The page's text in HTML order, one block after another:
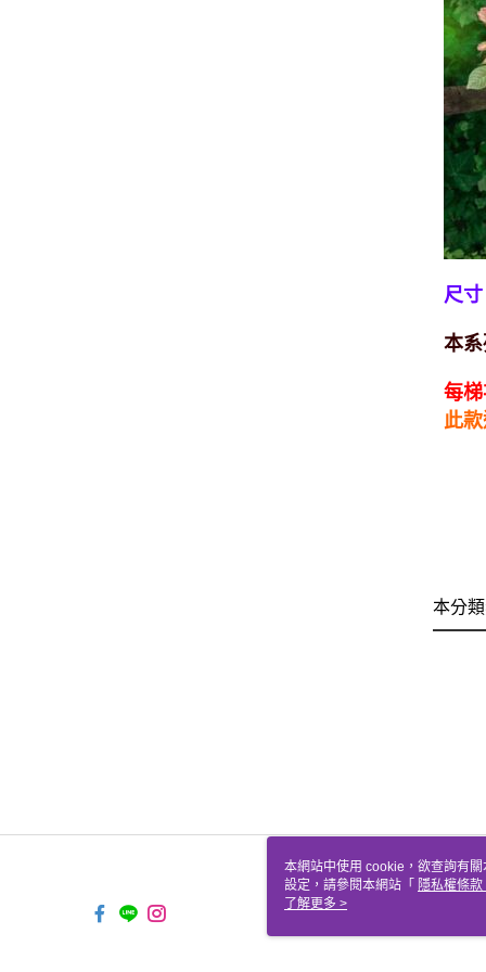
尺
本
每
此
本分
本網站中使用 cookie，欲查詢有
設定，請參閱本網站「 隱私權條款
使用 cookie。
了解更多 >